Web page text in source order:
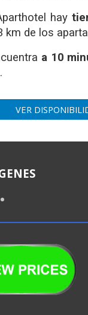
hay
km de los
a 10
VER